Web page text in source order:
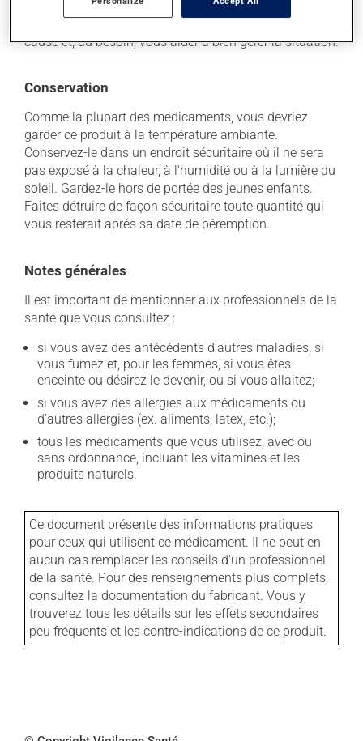
ou votre pharmacien. Ils peuvent vous aider à
cause et, au besoin, vous aider à bien gérer la situation.
Conservation
Comme la plupart des médicaments, vous devriez
garder ce produit à la température ambiante.
Conservez-le dans un endroit sécuritaire où il ne sera
pas exposé à la chaleur, à l'humidité ou à la lumière du
soleil. Gardez-le hors de portée des jeunes enfants.
Faites détruire de façon sécuritaire toute quantité qui
vous resterait après sa date de péremption.
Notes générales
Il est important de mentionner aux professionnels de la
santé que vous consultez :
si vous avez des antécédents d'autres maladies, si
vous fumez et, pour les femmes, si vous êtes
enceinte ou désirez le devenir, ou si vous allaitez;
si vous avez des allergies aux médicaments ou
d'autres allergies (ex. aliments, latex, etc.);
tous les médicaments que vous utilisez, avec ou
sans ordonnance, incluant les vitamines et les
produits naturels.
Ce document présente des informations pratiques
pour ceux qui utilisent ce médicament. Il ne peut en
aucun cas remplacer les conseils d'un professionnel
de la santé. Pour des renseignements plus complets,
consultez la documentation du fabricant. Vous y
trouverez tous les détails sur les effets secondaires
peu fréquents et les contre-indications de ce produit.